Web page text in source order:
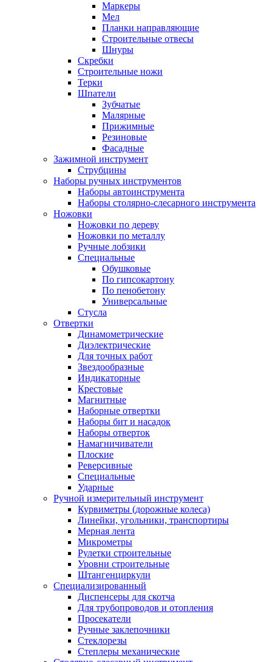
Маркеры
Мел
Планки направляющие
Строительные отвесы
Шнуры
Скребки
Строительные ножи
Терки
Шпатели
Зубчатые
Малярные
Прижимные
Резиновые
Фасадные
Зажимной инструмент
Струбцины
Наборы ручных инструментов
Наборы автоинструмента
Наборы столярно-слесарного инструмента
Ножовки
Ножовки по дереву
Ножовки по металлу
Ручные лобзики
Специальные
Обушковые
По гипсокартону
По пенобетону
Универсальные
Стусла
Отвертки
Динамометрические
Диэлектрические
Для точных работ
Звездообразные
Индикаторные
Крестовые
Магнитные
Наборные отвертки
Наборы бит и насадок
Наборы отверток
Намагничиватели
Плоские
Реверсивные
Специальные
Ударные
Ручной измерительный инструмент
Курвиметры (дорожные колеса)
Линейки, угольники, транспортиры
Мерная лента
Микрометры
Рулетки строительные
Уровни строительные
Штангенциркули
Специализированный
Диспенсеры для скотча
Для трубопроводов и отопления
Просекатели
Ручные заклепочники
Стеклорезы
Степлеры механические